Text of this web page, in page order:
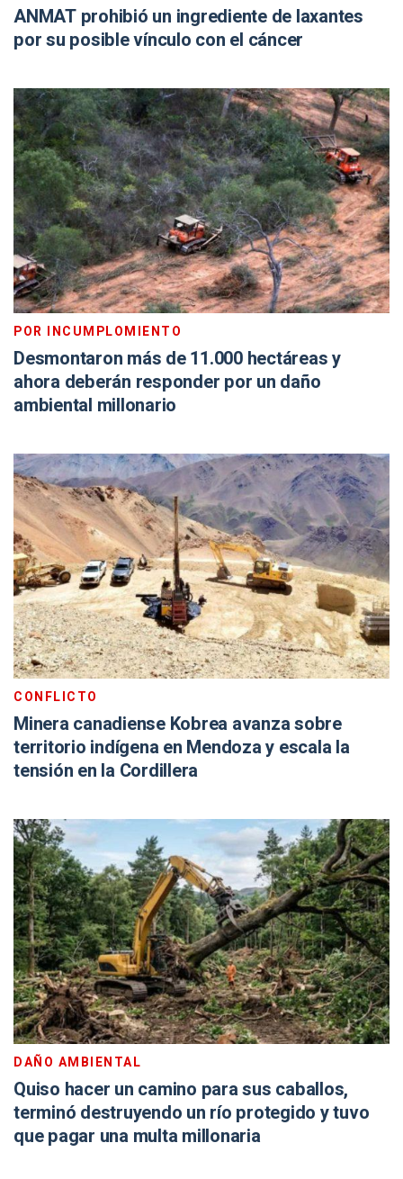
ANMAT prohibió un ingrediente de laxantes
por su posible vínculo con el cáncer
POR INCUMPLOMIENTO
Desmontaron más de 11.000 hectáreas y
ahora deberán responder por un daño
ambiental millonario
CONFLICTO
Minera canadiense Kobrea avanza sobre
territorio indígena en Mendoza y escala la
tensión en la Cordillera
DAÑO AMBIENTAL
Quiso hacer un camino para sus caballos,
terminó destruyendo un río protegido y tuvo
que pagar una multa millonaria